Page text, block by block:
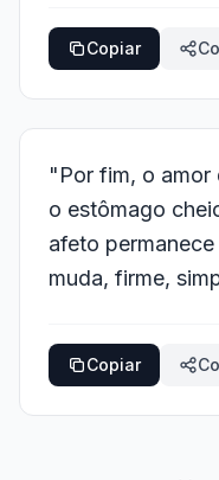
Copiar
"Por fim, o amor
o estômago
afeto
muda, firme,
Copiar